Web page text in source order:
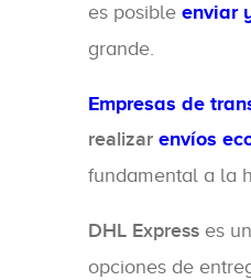
es posible enviar
grande.
Empresas de
realizar envíos
fundamental a la
DHL Express es
opciones de